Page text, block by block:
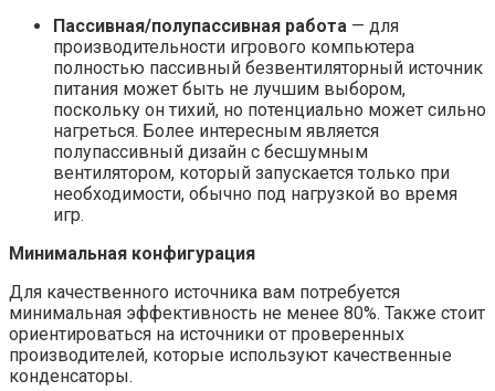
Пассивная/полупассивная работа — для
производительности игрового компьютера
полностью пассивный безвентиляторный источник
питания может быть не лучшим выбором,
поскольку он тихий, но потенциально может сильно
нагреться. Более интересным является
полупассивный дизайн с бесшумным
вентилятором, который запускается только при
необходимости, обычно под нагрузкой во время
игр.
Минимальная конфигурация
Для качественного источника вам потребуется
минимальная эффективность не менее 80%. Также стоит
ориентироваться на источники от проверенных
производителей, которые используют качественные
конденсаторы.